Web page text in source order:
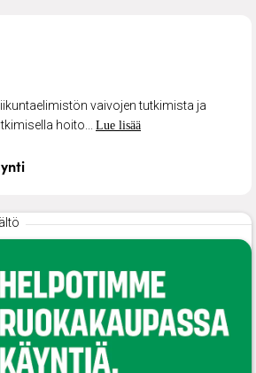
vaivojen tutkimista ja
hoito... Lue lisää